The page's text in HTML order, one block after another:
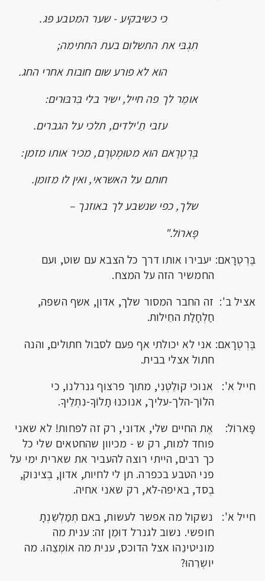
כי כשיבקיע - שער המטבע פּג.
תִגְבּי את התשלום בעת החתימה;
הוא לא פורע שום חובות אחרי החג.
אומֵר לך פה חייל, ישיר בלי בִּרבּוּרים:
עזבי תַ'ילדים, תלכי על הגברים.
בֶּרְטְרָאם הוא מטוּמְטְרָם, מכיר אותו מזמן:
חותם על האשראי, ואין לו מזומן.
שלך, כפי שנשבע לך באוזנך–
פָּארוֹל."
בֶּרְטְרָאם: יעבירו אותו דרך כל הצבא עם שוט, ועם
החמשיר הזה על המצח.
אציל ב': זה החבר המסור שלך, אדון, אשף השפה,
חַלְחָלַת החֵילות.
בֶּרְטְרָאם: אני לא יכולתי אף פעם לסבול חתולים, והנה
חתול אצלי בבית.
חייל א': אנוכי קולֵטְנִי, מתוך פרצוף גנרלנו, כי
הלוֹך-הלך-עליך, אנוכנוּ תָלוֹךָ-נִתְלֵיךָ.
פָּארוֹל: אֶת החיים שלי, אדוני, רק זה לפחות! לא שאני
פוחד למות, רק ש - מכיוון שהחטאים שלי כל
כך רבים, הייתי רוצה להעביר את שארית ימי על
פני הטבע בכפרה. תן לי לחיות, אדון, בְצינוק,
בְסד, באיפה-לא, רק שאני אחיה.
חייל א': נשקול מה אפשר לעשות, באם תְמַלְשֵנְתָ
חופשי. נשוב לגנרל דוּמֵן זה: ענית מה
מוניטינֵהו אצל הדוכס, ענית מה אוֹמְצֵהוּ. מה
יושְרֵהוּ?